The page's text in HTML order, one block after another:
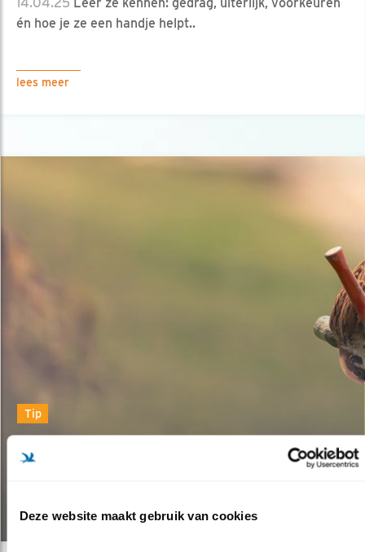
Deze website maakt gebruik van cookies
én hoe je ze een handje helpt..
lees meer
Tip
TUINTIPS TEGEN DROOGTE